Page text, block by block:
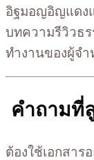
อิฐมอญอิญแดงแ
บทความรีวิวธ
ทำงานของผู้จ
คำถามที่
ต้องใช้เอกสาร